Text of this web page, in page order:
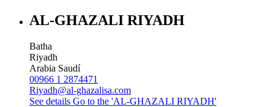
AL-GHAZALI RIYADH
Batha
Riyadh
Arabia Saudí
00966 1 2874471
Riyadh@al-ghazalisa.com
See details Go to the 'AL-GHAZALI RIYADH'